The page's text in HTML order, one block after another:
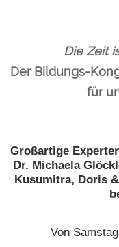
Die Zeit
Der Bildungs-
für
Großartige
Dr. Michaela
Kusumitra, Doris
Von